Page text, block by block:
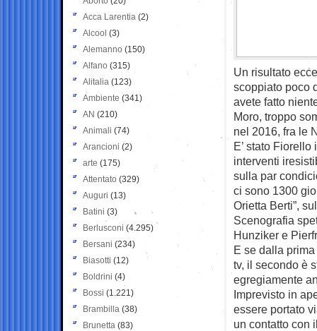
Un risultato
scoppiato poco
avete fatto
Moro, troppo
nel 2016, fra le
E’ stato
interventi
sulla par
ci sono 1300
Orietta Berti”,
Scenografia
Hunziker e
E se dalla
tv, il secondo è
egregiamente
Imprevisto in
essere portato
un contatto con
Acca Larentia (2)
Alcool (3)
Alemanno (150)
Alfano (315)
Alitalia (123)
Ambiente (341)
AN (210)
Animali (74)
Arancioni (2)
arte (175)
Attentato (329)
Auguri (13)
Batini (3)
Berlusconi (4.295)
Bersani (234)
Biasotti (12)
Boldrini (4)
Bossi (1.221)
Brambilla (38)
Brunetta (83)